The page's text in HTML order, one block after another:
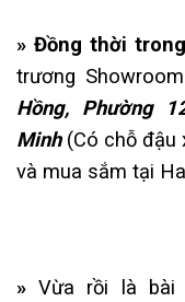
» Đồng thời
trương
Hồng, Phường
Minh(Có chỗ đậu
và mua sắm tại
»Vừa rồi là bài